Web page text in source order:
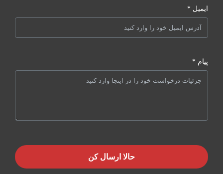
ایمیل *
پیام *
حالا ارسال کن